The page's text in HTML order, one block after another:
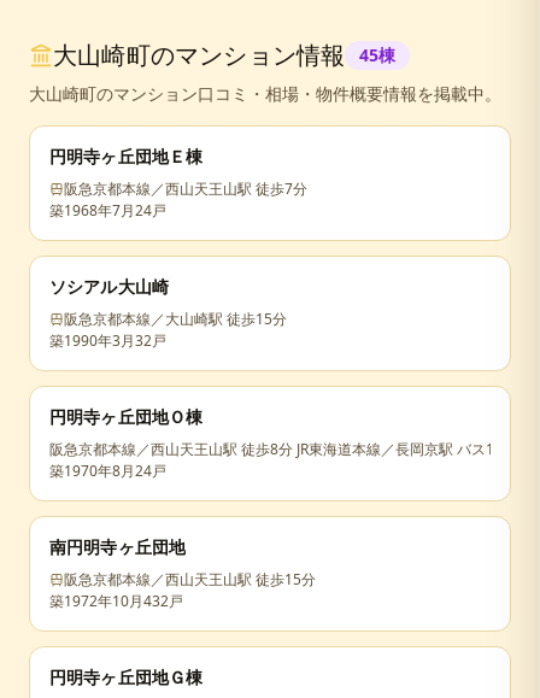
大山崎町のマンション情報 45棟
大山崎町のマンション口コミ・相場・物件概要情報を掲載中。
円明寺ヶ丘団地Ｅ棟
阪急京都本線／西山天王山駅 徒歩7分
築1968年7月24戸
ソシアル大山崎
阪急京都本線／大山崎駅 徒歩15分
築1990年3月32戸
円明寺ヶ丘団地Ｏ棟
阪急京都本線／西山天王山駅 徒歩8分 JR東海道本線／長岡京駅 バス14分
築1970年8月24戸
南円明寺ヶ丘団地
阪急京都本線／西山天王山駅 徒歩15分
築1972年10月432戸
円明寺ヶ丘団地Ｇ棟